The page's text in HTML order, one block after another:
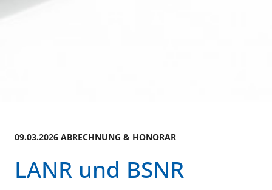
09.03.2026 ABRECHNUNG & HONORAR
LANR und BSNR